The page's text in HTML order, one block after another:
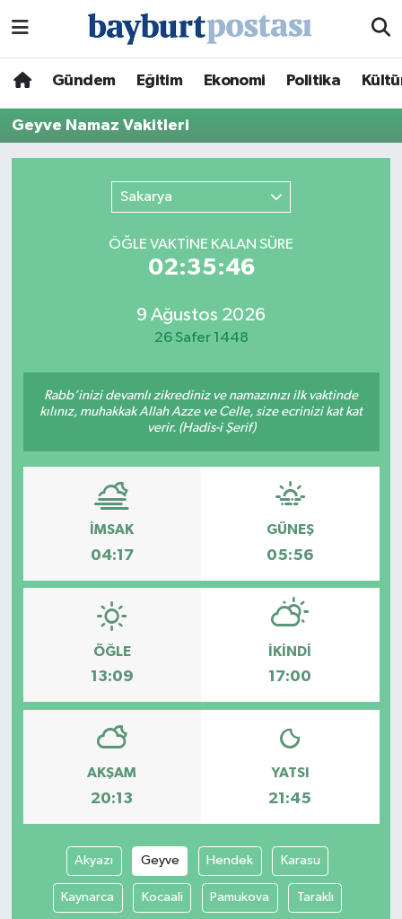
Gündem Eğitim Ekonomi Politika
Geyve Namaz Vakitleri
Sakarya
ÖĞLE VAKTİNE KALAN SÜRE
02:35:46
9 Ağustos 2026
26 Safer 1448
Rabb’inizi devamlı zikrediniz ve namazınızı ilk vaktinde
kılınız, muhakkak Allah Azze ve Celle, size ecrinizi kat kat
verir. (Hadis-i Şerif)
İMSAK
04:17
GÜNEŞ
05:56
ÖĞLE
13:09
İKINDI
17:00
AKŞAM
20:13
YATSI
21:45
Akyazı Geyve Hendek Karasu
Kaynarca Kocaali Pamukova Taraklı
Hava Durumu
Namaz Vakitleri
Trafik Durumu
Süper Lig Puan Durumu ve Fikstür
Son Dakika Haberleri
Haber Arşivi